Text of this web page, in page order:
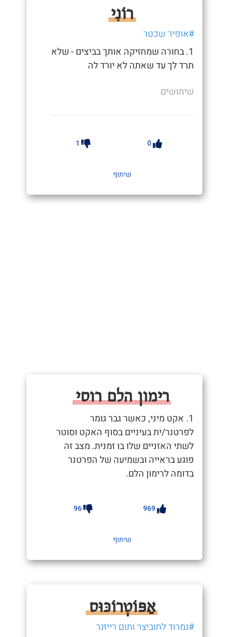
רוֹנִי
#אופיר שכטר
1. בחורה שמחזיקה אותך בביצים - שלא
תרד לך עד שאתה לא יורד לה
שימושים
0
1
שיתוף
רימון הלם רוסי
1. אקט מיני, כאשר גבר גומר
לפרטנר/ית בעיניים בסוף האקט וסוטר
לשתי האזניים שלו בו זמנית. מצב זה
פוגע בראייה ובשמיעה של הפרטנר
בדומה לרימון הלם.
969
96
שיתוף
אַפּוֹטְרוֹכּוּס
#נמרוד לחוביצר ותום רייזנר